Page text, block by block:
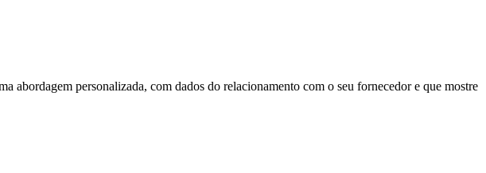
abordagem personalizada, com dados do relacionamento com o seu fornecedor e que mostre